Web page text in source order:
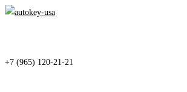
Перейти
+7 (965) 120-21-21